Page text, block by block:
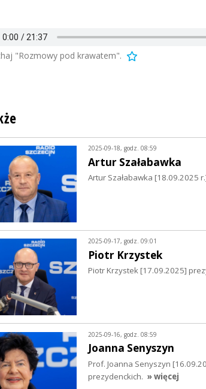
"Rozmowy pod krawatem".
2025-09-18, godz. 08:59
Artur Szałabawka
Artur Szałabawka [18.09.2025
2025-09-17, godz. 09:01
Piotr Krzystek
Piotr Krzystek [17.09.2025]
2025-09-16, godz. 08:59
Joanna Senyszyn
Prof. Joanna Senyszyn
prezydenckich. » więcej